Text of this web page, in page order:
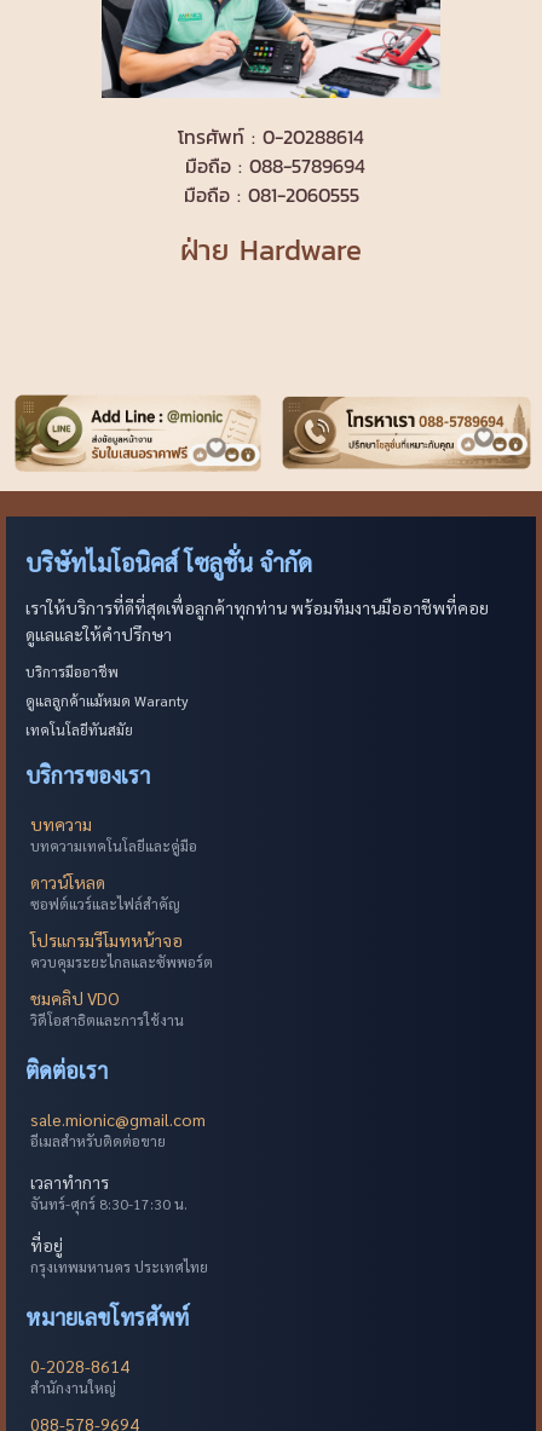
โทรศัพท์ : 0-20288614
มือถือ : 088-5789694
มือถือ : 081-2060555
ฝ่าย Hardware
บริษัทไมโอนิคส์ โซลูชั่น จำกัด
เราให้บริการที่ดีที่สุดเพื่อลูกค้าทุกท่าน พร้อมทีมงานมืออาชีพที่คอย
ดูแลและให้คำปรึกษา
บริการมืออาชีพ
ดูแลลูกค้าแม้หมด Waranty
เทคโนโลยีทันสมัย
บริการของเรา
บทความ
บทความเทคโนโลยีและคู่มือ
ดาวน์โหลด
ซอฟต์แวร์และไฟล์สำคัญ
โปรแกรมรีโมทหน้าจอ
ควบคุมระยะไกลและซัพพอร์ต
ชมคลิป VDO
วิดีโอสาธิตและการใช้งาน
ติดต่อเรา
sale.mionic@gmail.com
อีเมลสำหรับติดต่อขาย
เวลาทำการ
จันทร์-ศุกร์ 8:30-17:30 น.
ที่อยู่
กรุงเทพมหานคร ประเทศไทย
หมายเลขโทรศัพท์
0-2028-8614
สำนักงานใหญ่
088-578-9694